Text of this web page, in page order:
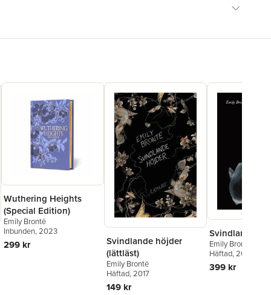
Wuthering Heights
(Special Edition)
Emily Brontë
Inbunden, 2023
299 kr
Svindlande höjder
(lättläst)
Emily Brontë
Häftad, 2017
149 kr
Svindlande
Emily Brontë
Häftad, 2016
399 kr